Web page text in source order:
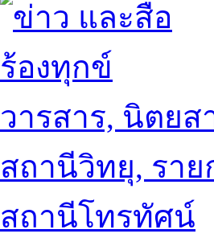
ร้องทุกข์
วารสาร, นิตยส
สถานีวิทยุ, ราย
สถานีโทรทัศน์